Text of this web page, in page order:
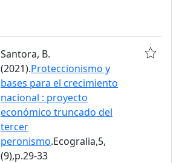
Santora, B.
(2021).Proteccionismo y
bases para el crecimiento
nacional : proyecto
económico truncado del
tercer
peronismo.Ecogralia,5,
(9),p.29-33